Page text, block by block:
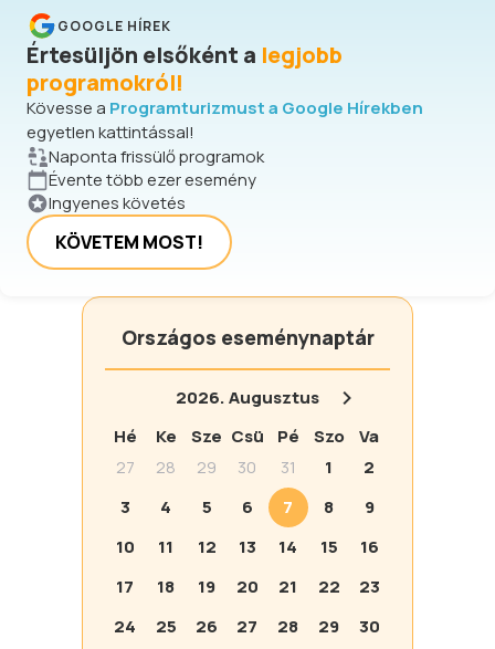
magyaros gasztroestet. Fedezze fel
a Tisza-tó vadregényes táját
kerékpáron vagy sétálva, majd
pihenjen a wellness élményekben a
Balneum Hotelben.
GOOGLE HÍREK
Értesüljön elsőként a legjobb
programokról!
Kövesse a Programturizmust a Google Hírekben
egyetlen kattintással!
Naponta frissülő programok
Évente több ezer esemény
Ingyenes követés
KÖVETEM MOST!
Országos eseménynaptár
2026.Augusztus
Hé
Ke Sze Csü Pé Szo
Va
27
28 29 30 31 1
2
3
4 5 6 7 8
9
10
11 12 13 14 15
16
17
18 19 20 21 22
23
24
25 26 27 28 29
30